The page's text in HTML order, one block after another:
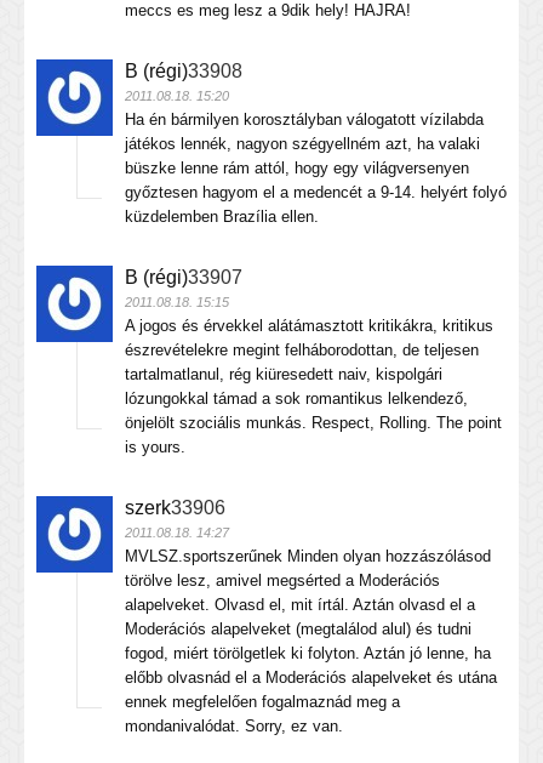
meccs es meg lesz a 9dik hely! HAJRA!
B (régi)33908
2011.08.18. 15:20
Ha én bármilyen korosztályban válogatott vízilabda
játékos lennék, nagyon szégyellném azt, ha valaki
büszke lenne rám attól, hogy egy világversenyen
győztesen hagyom el a medencét a 9-14. helyért folyó
küzdelemben Brazília ellen.
B (régi)33907
2011.08.18. 15:15
A jogos és érvekkel alátámasztott kritikákra, kritikus
észrevételekre megint felháborodottan, de teljesen
tartalmatlanul, rég kiüresedett naiv, kispolgári
lózungokkal támad a sok romantikus lelkendező,
önjelölt szociális munkás. Respect, Rolling. The point
is yours.
szerk33906
2011.08.18. 14:27
MVLSZ.sportszerűnek Minden olyan hozzászólásod
törölve lesz, amivel megsérted a Moderációs
alapelveket. Olvasd el, mit írtál. Aztán olvasd el a
Moderációs alapelveket (megtalálod alul) és tudni
fogod, miért törölgetlek ki folyton. Aztán jó lenne, ha
előbb olvasnád el a Moderációs alapelveket és utána
ennek megfelelően fogalmaznád meg a
mondanivalódat. Sorry, ez van.